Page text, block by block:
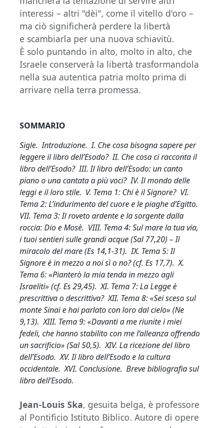
interessi – altri "dèi", come il vitello d'oro –
ma ciò significherà perdere la libertà
e scambiarla per una nuova schiavitù.
È solo puntando in alto, molto in alto, che
Israele conserverà la libertà trasformandola
nella sua autentica patria molto prima di
arrivare nella terra promessa.
SOMMARIO
Sigle. Introduzione. I. Che cosa bisogna sapere per
leggere il libro dell’Esodo? II. Che cosa ci racconta il
libro dell’Esodo? III. Il libro dell’Esodo: un canto
piano o una cantata a più voci? IV. Il mondo delle
leggi e il loro stile. V. Tema 1: Chi è il Signore? VI.
Tema 2: L’indurimento del cuore e le piaghe d’Egitto.
VII. Tema 3: Il roveto ardente e la sorgente dalla
roccia: Dio e Mosè. VIII. Tema 4: Sul mare la tua via,
i tuoi sentieri sulle grandi acque (Sal 77,20) – Il
miracolo del mare (Es 14,1-31). IX. Tema 5: Il
Signore è in mezzo a noi sì o no? (cf. Es 17,7). X.
Tema 6: «Pianterò la mia tenda in mezzo agli
Israeliti» (cf. Es 29,45). XI. Tema 7: La Legge è
prescrittiva o descrittiva? XII. Tema 8: «Sei sceso sul
monte Sinai e hai parlato con loro dal cielo» (Ne
9,13). XIII. Tema 9: «Davanti a me riunite i miei
fedeli, che hanno stabilito con me l’alleanza offrendo
un sacrificio» (Sal 50,5). XIV. La ricezione del libro
dell’Esodo. XV. Il libro dell’Esodo e la cultura
occidentale. XVI. Conclusione. Breve bibliografia sul
libro dell’Esodo.
Jean-Louis Ska, gesuita belga, è professore
al Pontificio Istituto Biblico. Autore di opere